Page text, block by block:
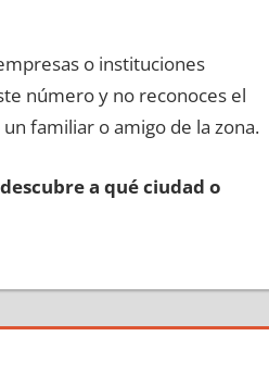
ο instituciones
número у no reconoces el
familiar ο amigo dе la zona.
а qué ciudad ο